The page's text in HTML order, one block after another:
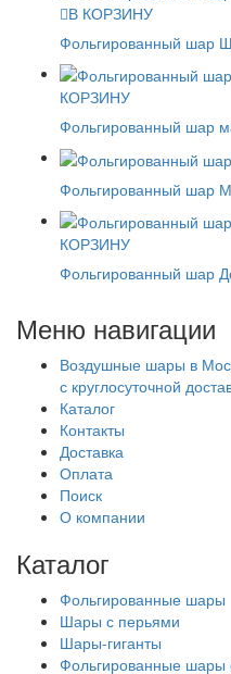
В КОРЗИНУ
Фольгированный шар
КОРЗИНУ
Фольгированный шар
Фольгированный шар
КОРЗИНУ
Фольгированный шар
Меню навигации
Воздушные шары в
с круглосуточной
Каталог
Контакты
Доставка
Оплата
Поиск
О компании
Каталог
Фольгированные шары
Шары с перьями
Шары-гиганты
Фольгированные шары